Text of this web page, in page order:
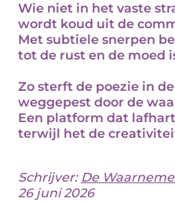
Wie niet in het vaste
wordt koud uit de
Met subtiele snerpen
tot de rust en de moed
Zo sterft de poezie in
weggepest door de
Een platform dat
terwijl het de
Schrijver: De
26 juni 2026